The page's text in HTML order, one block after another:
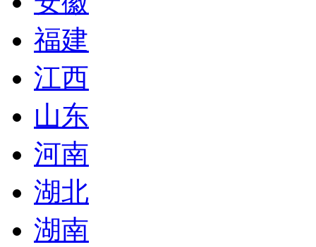
福建
江西
山东
河南
湖北
湖南